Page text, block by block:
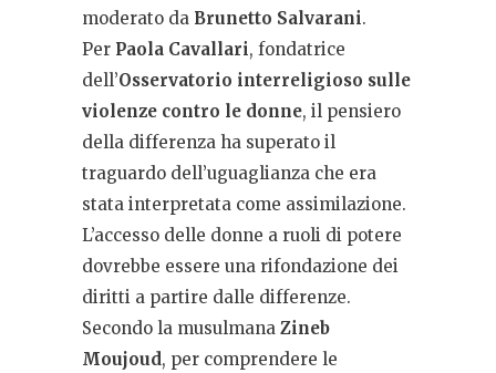
moderato da Brunetto Salvarani.
Per Paola Cavallari, fondatrice
dell’Osservatorio interreligioso sulle
violenze contro le donne, il pensiero
della differenza ha superato il
traguardo dell’uguaglianza che era
stata interpretata come assimilazione.
L’accesso delle donne a ruoli di potere
dovrebbe essere una rifondazione dei
diritti a partire dalle differenze.
Secondo la musulmana Zineb
Moujoud, per comprendere le